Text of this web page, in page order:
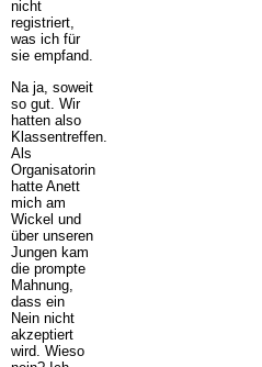
nicht
registriert,
was ich für
sie empfand.
Na ja, soweit
so gut. Wir
hatten also
Klassentreffen.
Als
Organisatorin
hatte Anett
mich am
Wickel und
über unseren
Jungen kam
die prompte
Mahnung,
dass ein
Nein nicht
akzeptiert
wird. Wieso